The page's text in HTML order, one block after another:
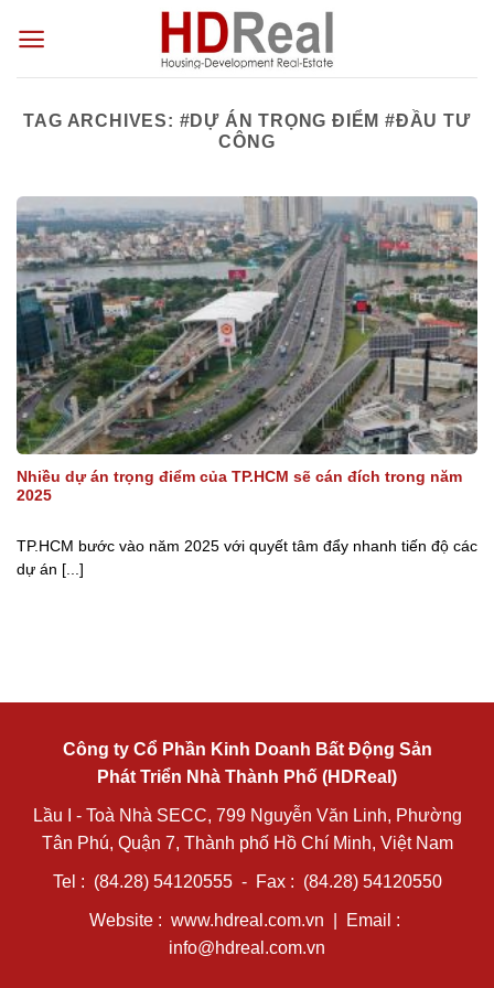
TAG ARCHIVES: #DỰ ÁN TRỌNG ĐIỂM #ĐẦU TƯ
CÔNG
Nhiều dự án trọng điểm của TP.HCM sẽ cán đích trong năm
2025
TP.HCM bước vào năm 2025 với quyết tâm đẩy nhanh tiến độ các
dự án [...]
Công ty Cổ Phần Kinh Doanh Bất Động Sản
Phát Triển Nhà Thành Phố (HDReal)
Lầu I - Toà Nhà SECC, 799 Nguyễn Văn Linh, Phường
Tân Phú, Quận 7, Thành phố Hồ Chí Minh, Việt Nam
Tel : (84.28) 54120555 - Fax : (84.28) 54120550
Website : www.hdreal.com.vn | Email :
info@hdreal.com.vn